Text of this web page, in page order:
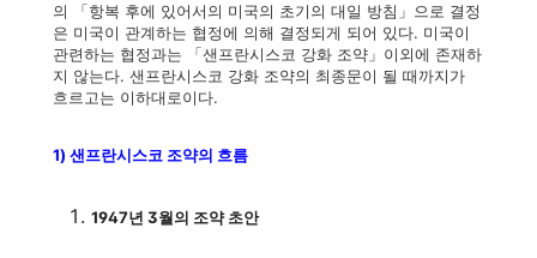
의 「항복 후에 있어서의 미국의 초기의 대일 방침」으로 결정
은 미국이 관계하는 협정에 의해 결정되게 되어 있다. 미국이
관련하는 협정과는 「샌프란시스코 강화 조약」이외에 존재하
지 않는다. 샌프란시스코 강화 조약의 최종문이 될 때까지가
흐르고는 이하대로이다.
1) 샌프란시스코 조약의 흐름
1947년 3월의 조약 초안